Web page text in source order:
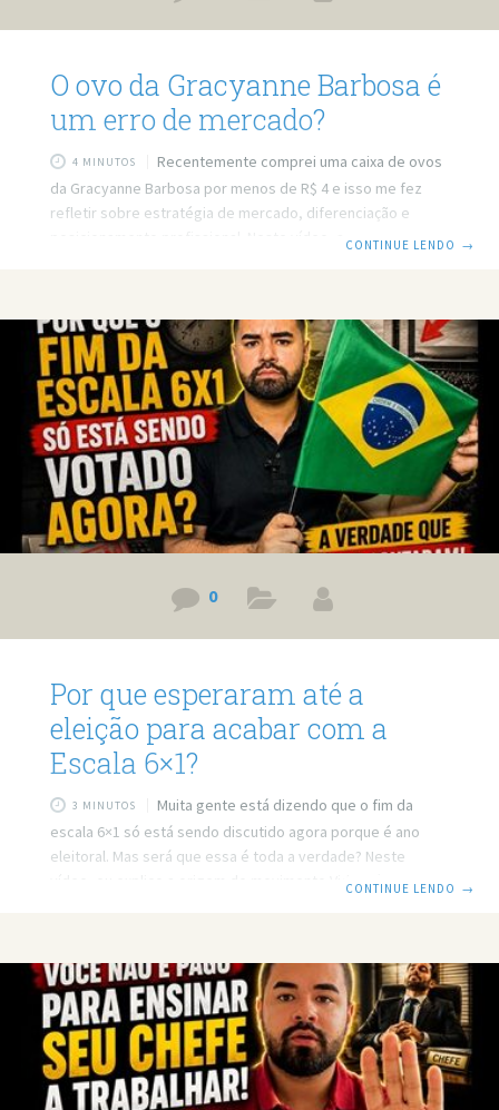
O ovo da Gracyanne Barbosa é
um erro de mercado?
4 MINUTOS
Recentemente comprei uma caixa de ovos
da Gracyanne Barbosa por menos de R$ 4 e isso me fez
refletir sobre estratégia de mercado, diferenciação e
posicionamento profissional. Neste vídeo, analiso um
caro e outras acabam encalhando nas prateleiras? Prefere
ler? Então leia o post em texto. Link do vídeo:
https://www.youtube.com/watch?v=Qx2mAFf7hHM O ovo
da Gracyanne e a lição sobre diferenciação
CONTINUE LENDO →
0
Por que esperaram até a
eleição para acabar com a
Escala 6×1?
3 MINUTOS
Muita gente está dizendo que o fim da
escala 6×1 só está sendo discutido agora porque é ano
eleitoral. Mas será que essa é toda a verdade? Neste
vídeo, eu explico a origem do movimento Vida Além do
Prefere ler? Então leia o post em texto. Link do vídeo:
https://www.youtube.com/watch?v=uHmkxSK7Ra8 Por que
o fim da escala 6×1 só avançou
CONTINUE LENDO →